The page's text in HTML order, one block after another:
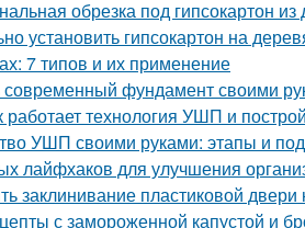
обрезка под гипсокартон из
установить гипсокартон на
7 типов и их применение
современный фундамент своими
работает технология УШП и
УШП своими руками: этапы и
лайфхаков для улучшения
заклинивание пластиковой двери
с замороженной капустой и